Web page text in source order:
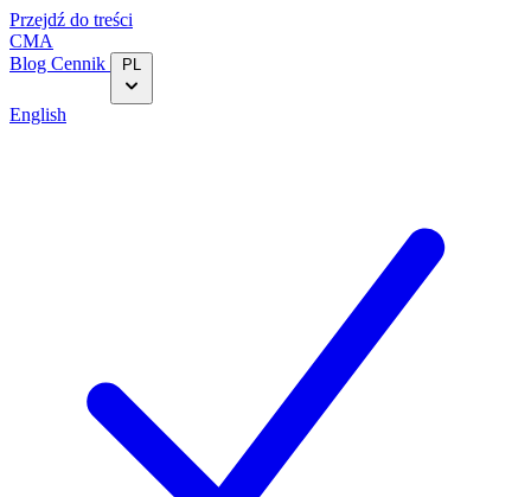
Przejdź do treści
CMA
Blog‎ Cennik PL
English